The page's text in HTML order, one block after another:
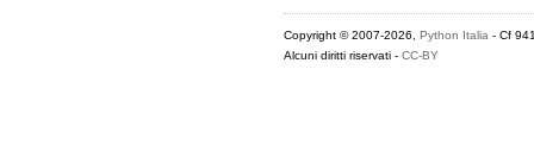
Copyright © 2007-2026, Python Italia- Cf
Alcuni diritti riservati - CC-BY